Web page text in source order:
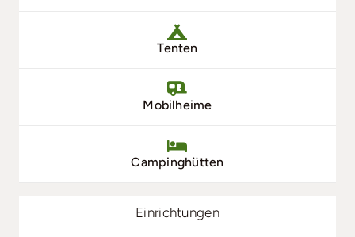
Tenten
Mobilheime
Campinghütten
Einrichtungen